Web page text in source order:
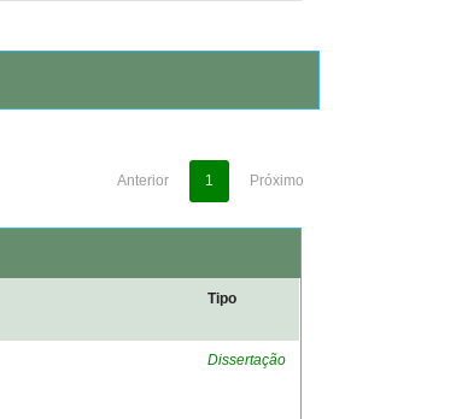
Anterior 1 Próximo
Tipo
Dissertação